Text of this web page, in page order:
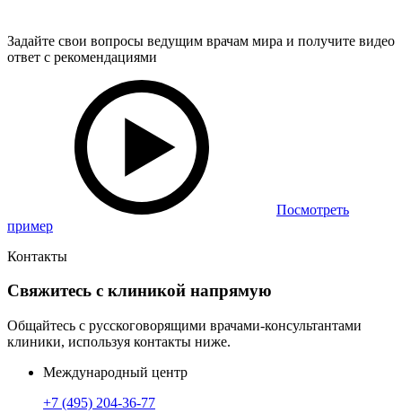
Задайте свои вопросы ведущим врачам мира и получите видео
ответ с рекомендациями
Посмотреть
пример
Контакты
Свяжитесь с клиникой напрямую
Общайтесь с русскоговорящими врачами-консультантами
клиники, используя контакты ниже.
Международный центр
+7 (495) 204-36-77